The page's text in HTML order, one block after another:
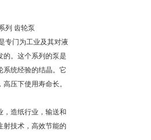
列 齿轮泵
专门为工业及其对液
的。这个系列的泵是
系统经验的结晶。它
压下使用寿命长。
，造纸行业，输送和
射技术，高效节能的